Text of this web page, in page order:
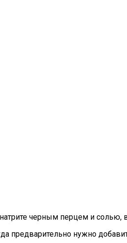
натрите черным перцем и
предварительно нужно